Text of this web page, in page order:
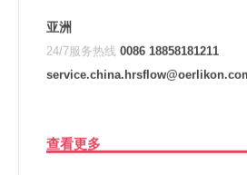
亚洲
24/7服务热线 0086 18858181211
service.china.hrsflow@oerlikon.com
查看更多